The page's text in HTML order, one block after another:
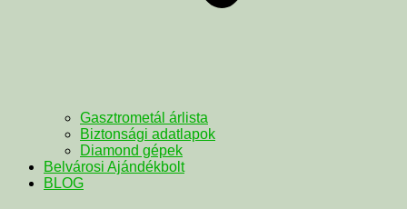
Gasztrometál árlista
Biztonsági adatlapok
Diamond gépek
Belvárosi Ajándékbolt
BLOG